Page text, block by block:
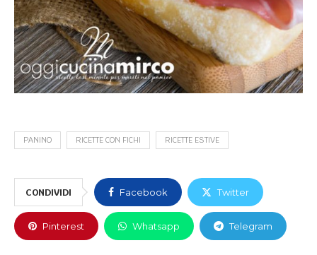
PANINO RICETTE CON FICHI RICETTE ESTIVE
CONDIVIDI Facebook Twitter
Pinterest Whatsapp Telegram